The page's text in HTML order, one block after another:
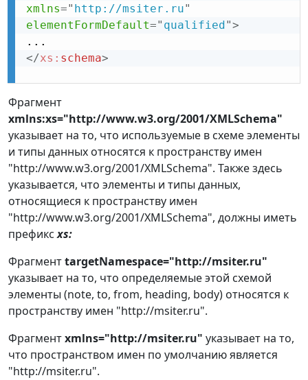
xmlns=" http://msiter.ru"
elementFormDefault=" qualified ">
</xs: schema>
Фрагмент
xmlns:xs="http://www.w3.org/2001/XMLSchema"
указывает на то, что используемые в схеме элементы
и типы данных относятся к пространству имен
"http://www.w3.org/2001/XMLSchema". Также здесь
указывается, что элементы и типы данных,
относящиеся к пространству имен
"http://www.w3.org/2001/XMLSchema", должны иметь
префиксxs:
ФрагментtargetNamespace="http://msiter.ru"
указывает на то, что определяемые этой схемой
элементы (note, to, from, heading, body) относятся к
пространству имен "http://msiter.ru".
Фрагментxmlns="http://msiter.ru" указывает на то,
что пространством имен по умолчанию является
"http://msiter.ru".